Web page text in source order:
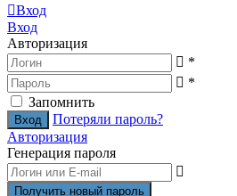
Вход
Вход
Авторизация
*
*
Запомнить
Потеряли пароль?
Авторизация
Генерация пароля